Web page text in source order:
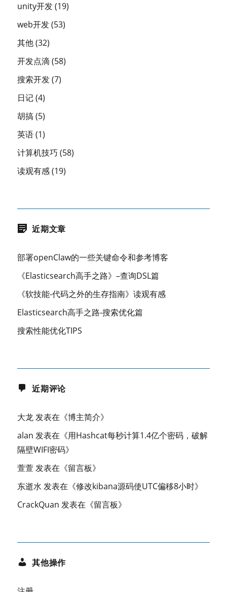
unity开发(19)
web开发(53)
其他(32)
开发点滴(58)
搜索开发(7)
日记(4)
胡搞(5)
英语(1)
计算机技巧 (58)
读观有感(19)
近期文章
部署openClaw的一些关键命令和参考博客
《Elasticsearch高手之路》–查询DSL篇
《软技能-代码之外的生存指南》读观有感
Elasticsearch高手之路-搜索优化篇
搜索性能优化TIPS
近期评论
大龙发表在《博主简介》
alan 发表在《用Hashcat每秒计算1.4亿个密码，破解
隔壁WIFI密码》
萱萱发表在《留言板》
东逝水 发表在《修改kibana源码使UTC偏移8小时》
CrackQuan 发表在《留言板》
其他操作